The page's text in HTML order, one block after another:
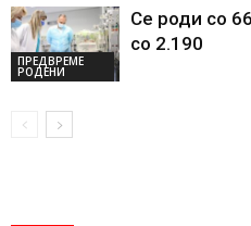
ПРЕДВРЕМЕ
РОДЕНИ
Се роди со
со 2.190